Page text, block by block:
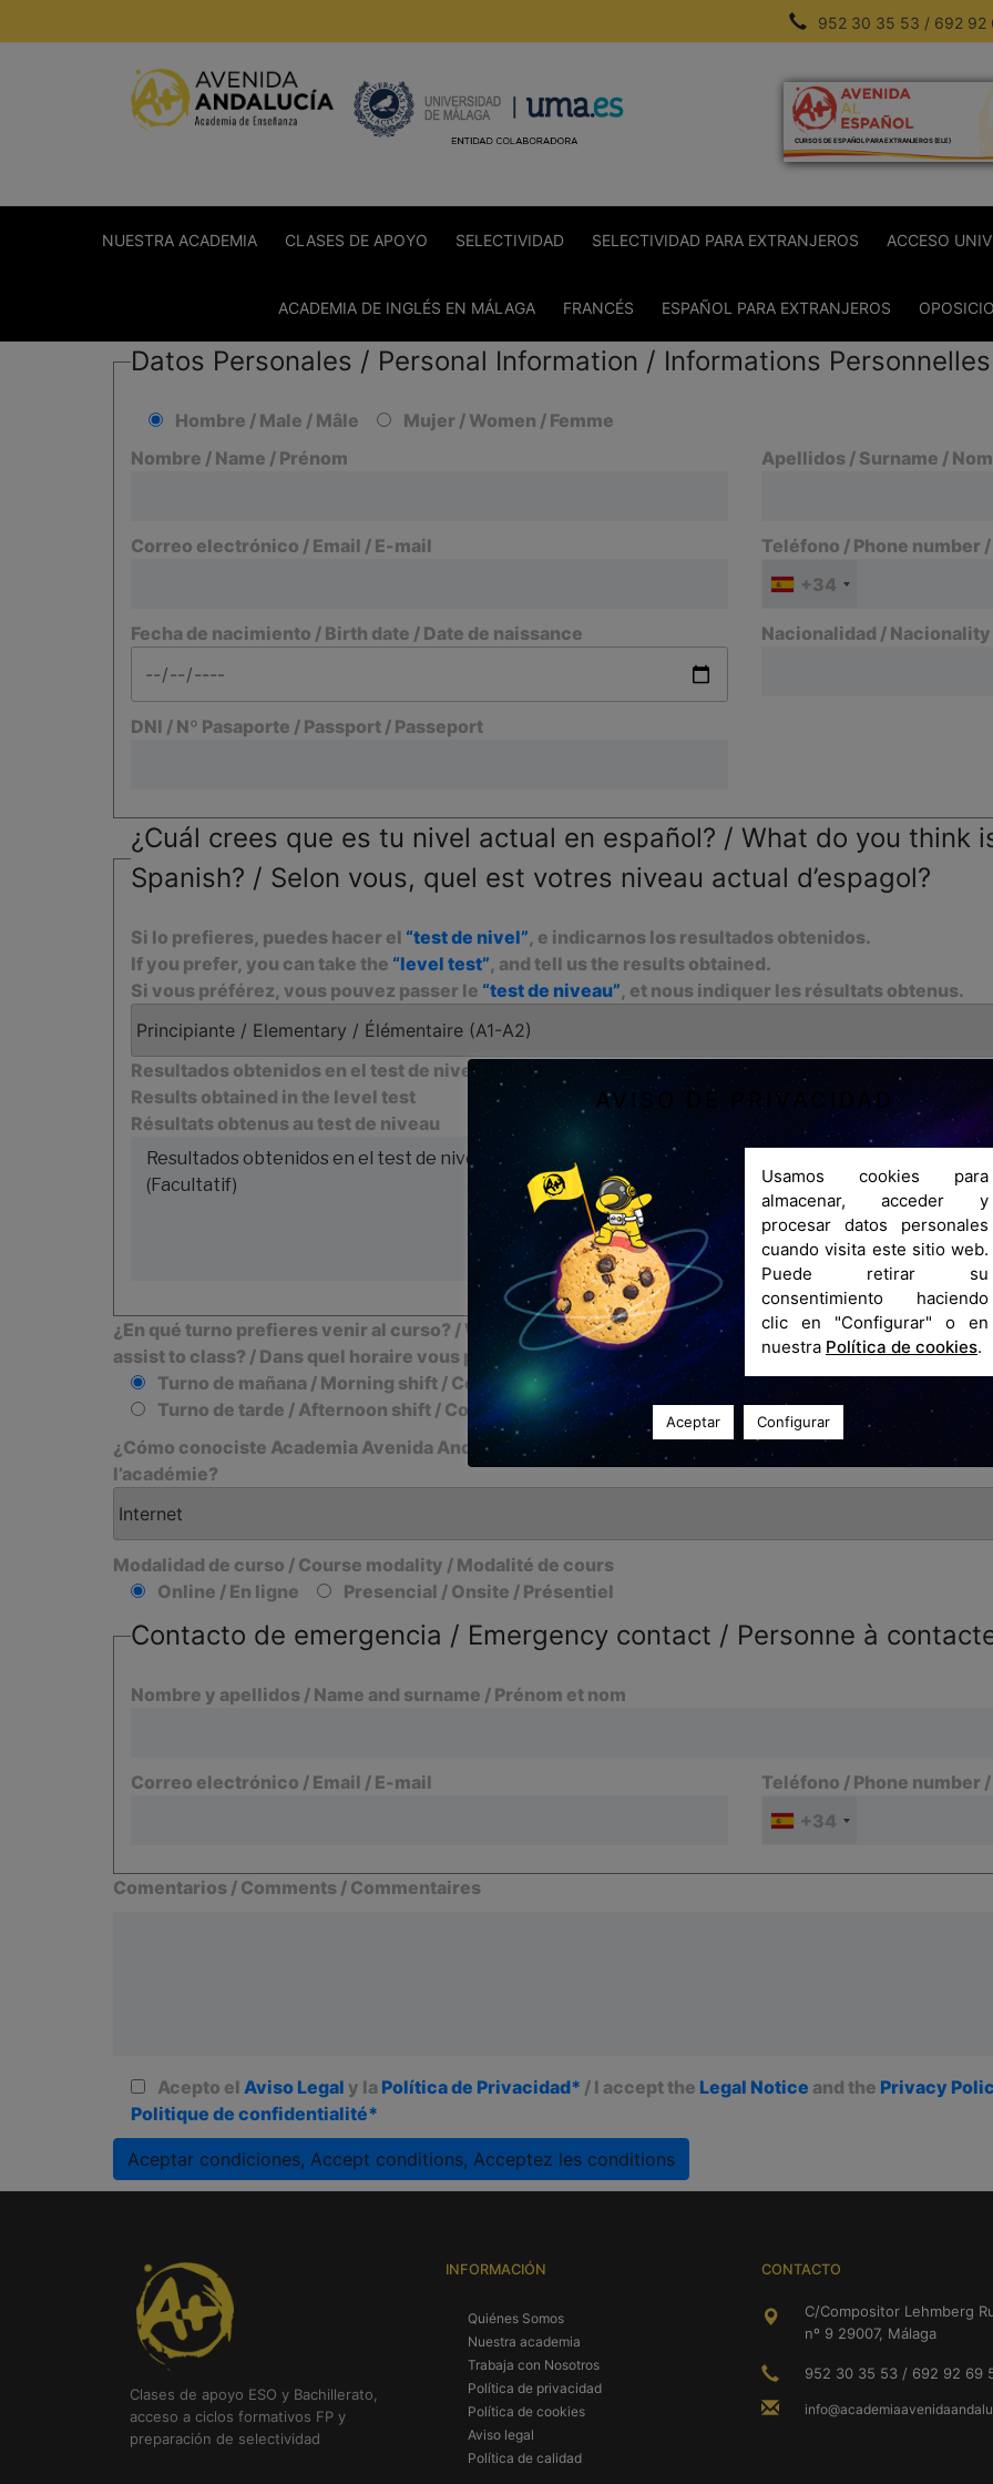
al
952 30 35 53 / 692 92
CURSOS DE ESPAÑOL PARA EXTRANJEROS (ELE)
NUESTRA ACADEMIA CLASES DE APOYO SELECTIVIDAD SELECTIVIDAD PARA EXTRANJEROS ACCESO
ACADEMIA DE INGLÉS EN MÁLAGA FRANCÉS ESPAÑOL PARA EXTRANJEROS
Datos Personales / Personal Information / Informations Personnelles
Hombre / Male / Mâle
Mujer / Women / Femme
Nombre / Name / Prénom
Apellidos / Surname / Nom
Correo electrónico / Email / E-mail
Teléfono / Phone number
+34
Fecha de nacimiento / Birth date / Date de naissance Nacionalidad /
DNI / Nº Pasaporte / Passport / Passeport
¿Cuál crees que es tu nivel actual en español? / What do you think
Spanish? / Selon vous, quel est votres niveau actual d’espagol?
Si lo prefieres, puedes hacer el “test de nivel”, e indicarnos los resultados obtenidos.
If you prefer, you can take the “level test”, and tell us the results obtained.
Si vous préférez, vous pouvez passer le “test de niveau”, et nous indiquer les résultats obtenus.
Resultados obtenidos en el test de nivel
Results obtained in the level test
Résultats obtenus au test de niveau
¿En qué turno prefieres venir al curso? / What shift do you prefer to
assist to class? / Dans quel horaire vous préférez venir au cours?
Turno de mañana / Morning shift / Cours du matin
Turno de tarde / Afternoon shift / Cours de l’après-midi
Fecha de inicio / Start
2 de mayo de 2023
4 de septiembre de
¿Cómo conociste Academia Avenida Andalucía? / How did you find out about Academia Avenida
l’académie?
Modalidad de curso / Course modality / Modalité de cours
Online / En ligne
Presencial / Onsite / Présentiel
Contacto de emergencia / Emergency contact / Personne à
Nombre y apellidos / Name and surname / Prénom et nom
Correo electrónico / Email / E-mail
Teléfono / Phone number
+34
Comentarios / Comments / Commentaires
Acepto el Aviso Legal y la Política de Privacidad* / I accept the Legal Notice and the Privacy
Politique de confidentialité*
Aceptar condiciones, Accept conditions, Acceptez les conditions
Clases de apoyo ESO y Bachillerato,
acceso a ciclos formativos FP y
preparación de selectividad
INFORMACIÓN
Quiénes Somos
Nuestra academia
Trabaja con Nosotros
Política de privacidad
Política de cookies
Aviso legal
Política de calidad
CONTACTO
C/Compositor Lehmberg
nº 9 29007, Málaga
952 30 35 53 / 692 92 69
AVISO DE PRIVACIDAD
Usamos cookies para
almacenar, acceder y
procesar datos personales
cuando visita este sitio web.
Puede retirar su
consentimiento haciendo
clic en "Configurar" o en
nuestra Política de cookies.
Aceptar Configurar